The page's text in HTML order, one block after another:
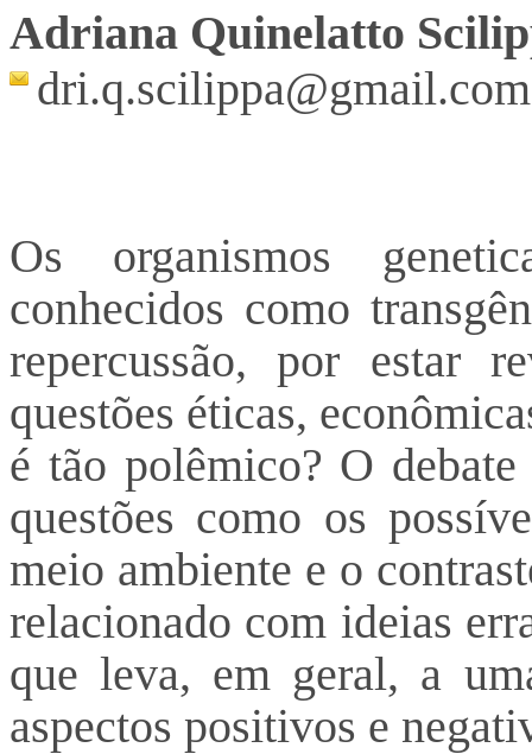
Adriana Quinelatto
dri.q.scilippa@gmail.com
Os organismos
conhecidos como
repercussão, por estar
questões éticas,
é tão polêmico? O
questões como os
meio ambiente e o
relacionado com ideias
que leva, em geral, a
aspectos positivos e